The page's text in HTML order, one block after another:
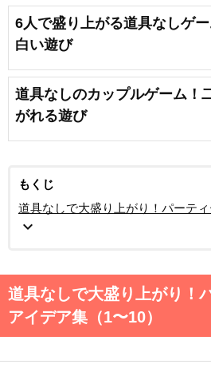
6人で盛り上がる道具なしゲ
白い遊び
道具なしのカップルゲーム！
がれる遊び
もくじ
道具なしで大盛り上がり！パーテ
expand_more
道具なしで大盛り上がり！
アイデア集（1〜10）